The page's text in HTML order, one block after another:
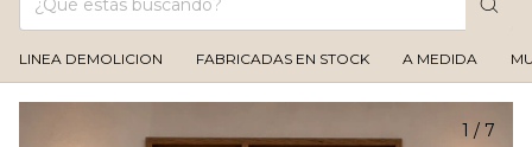
LINEA DEMOLICION FABRICADAS EN STOCK A MEDIDA
1 / 7